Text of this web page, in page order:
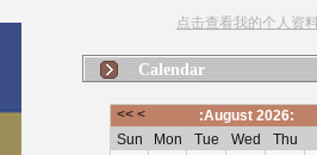
点击查看我的个人资料
Calendar